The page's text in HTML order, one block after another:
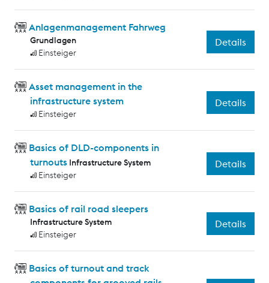
Anlagenmanagement Fahrweg
Grundlagen
Einsteiger
Details
Asset management in the
infrastructure system
Einsteiger
Details
Basics of DLD-components in
turnouts Infrastructure System
Einsteiger
Details
Basics of rail road sleepers
Infrastructure System
Einsteiger
Details
Basics of turnout and track